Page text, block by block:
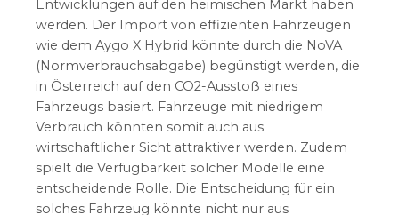
Entwicklungen auf den heimischen Markt haben
werden. Der Import von effizienten Fahrzeugen
wie dem Aygo X Hybrid könnte durch die NoVA
(Normverbrauchsabgabe) begünstigt werden, die
in Österreich auf den CO2-Ausstoß eines
Fahrzeugs basiert. Fahrzeuge mit niedrigem
Verbrauch könnten somit auch aus
wirtschaftlicher Sicht attraktiver werden. Zudem
spielt die Verfügbarkeit solcher Modelle eine
entscheidende Rolle. Die Entscheidung für ein
solches Fahrzeug könnte nicht nur aus